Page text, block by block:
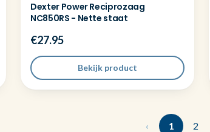
Dexter Power Reciprozaag
NC850RS - Nette staat
€27.95
Bekijk product
‹ 1 2